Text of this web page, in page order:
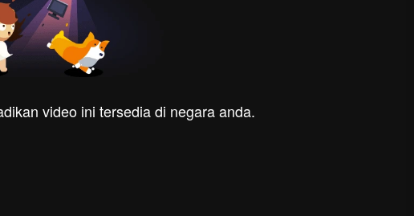
video ini tersedia di negara anda.